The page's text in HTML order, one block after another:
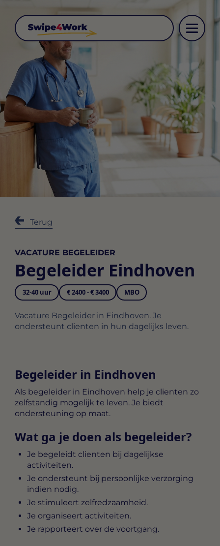
Terug
VACATURE BEGELEIDER
Begeleider Eindhoven
32-40 uur € 2400 - € 3400 MBO
Vacature Begeleider in Eindhoven. Je
ondersteunt clienten in hun dagelijks leven.
Begeleider in Eindhoven
Als begeleider in Eindhoven help je clienten zo
zelfstandig mogelijk te leven. Je biedt
ondersteuning op maat.
Wat ga je doen als begeleider?
Je begeleidt clienten bij dagelijkse
activiteiten.
Je ondersteunt bij persoonlijke verzorging
indien nodig.
Je stimuleert zelfredzaamheid.
Je organiseert activiteiten.
Je rapporteert over de voortgang.